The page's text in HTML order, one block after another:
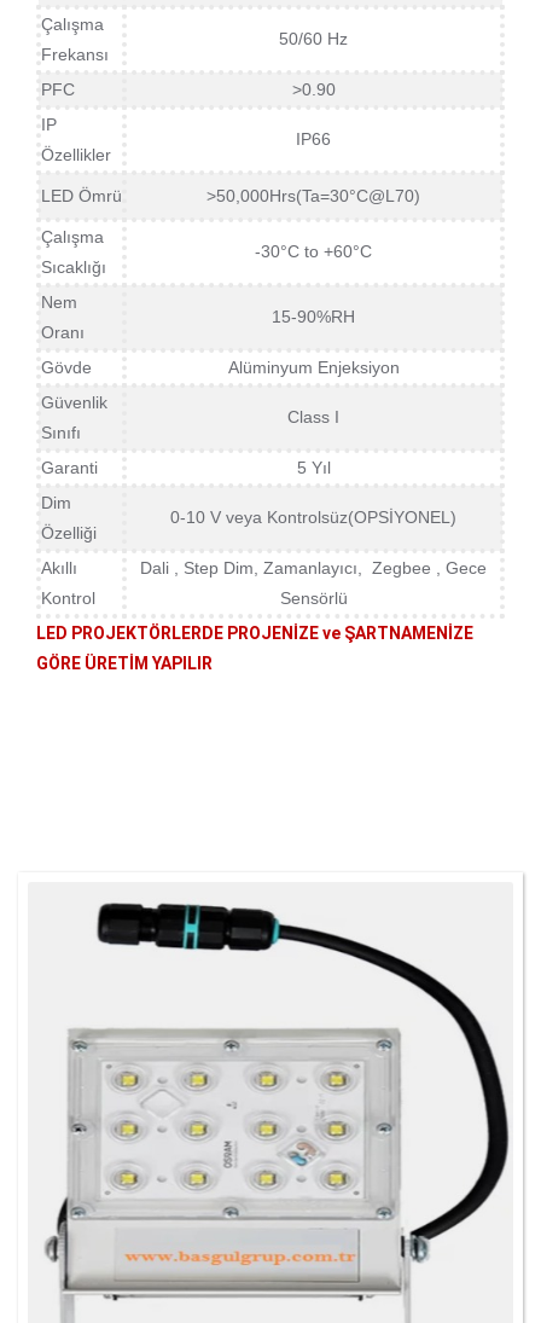
Çalışma
Frekansı
50/60 Hz
PFC
>0.90
IP
Özellikler
IP66
LED Ömrü >50,000Hrs(Ta=30°C@L70)
Çalışma
Sıcaklığı
-30°C to +60°C
Nem
Oranı
15-90%RH
Gövde
Alüminyum Enjeksiyon
Güvenlik
Sınıfı
Class I
Garanti
5 Yıl
Dim
Özelliği
0-10 V veya Kontrolsüz(OPSİYONEL)
Akıllı
Kontrol
Dali , Step Dim, Zamanlayıcı, Zegbee , Gece
Sensörlü
LED PROJEKTÖRLERDE PROJENİZE ve ŞARTNAMENİZE
GÖRE ÜRETİM YAPILIR